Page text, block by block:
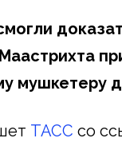
мушкетеру
ТАСС со